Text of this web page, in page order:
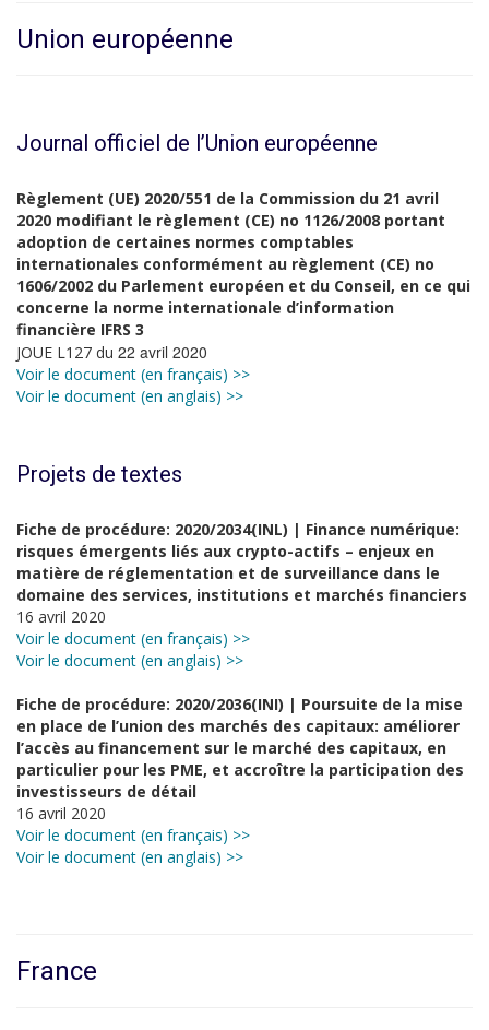
Union européenne
Journal officiel de l’Union européenne
Règlement (UE) 2020/551 de la Commission du 21 avril
2020 modifiant le règlement (CE) no 1126/2008 portant
adoption de certaines normes comptables
internationales conformément au règlement (CE) no
1606/2002 du Parlement européen et du Conseil, en ce qui
concerne la norme internationale d’information
financière IFRS 3
JOUE L127 du 22 avril 2020
Voir le document (en français) >>
Voir le document (en anglais) >>
Projets de textes
Fiche de procédure: 2020/2034(INL) | Finance numérique:
risques émergents liés aux crypto-actifs – enjeux en
matière de réglementation et de surveillance dans le
domaine des services, institutions et marchés financiers
16 avril 2020
Voir le document (en français) >>
Voir le document (en anglais) >>
Fiche de procédure: 2020/2036(INI) | Poursuite de la mise
en place de l’union des marchés des capitaux: améliorer
l’accès au financement sur le marché des capitaux, en
particulier pour les PME, et accroître la participation des
investisseurs de détail
16 avril 2020
Voir le document (en français) >>
Voir le document (en anglais) >>
France